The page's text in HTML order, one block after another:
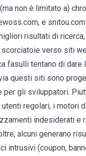
non è limitato a)
e
risultati di
verso siti
fasulli tentano di dare
questi siti sono
per gli sviluppatori.
regolari, i motori
indesiderati e
alcuni generano
intrusivi (coupon,